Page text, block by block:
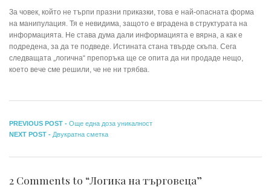
За човек, който не търпи празни приказки, това е най-опасната форма
на манипулация. Тя е невидима, защото е вградена в структурата на
информацията. Не става дума дали информацията е вярна, а как е
подредена, за да те подведе. Истината стана твърде скъпа. Сега
следващата „логична“ препоръка ще се опита да ни продаде нещо,
което вече сме решили, че не ни трябва.
Навигация
PREVIOUS POST - Previous
post:
Още една доза уникалност
NEXT POST - Next
Двукратна сметка
2 Comments to “Логика на търговеца”